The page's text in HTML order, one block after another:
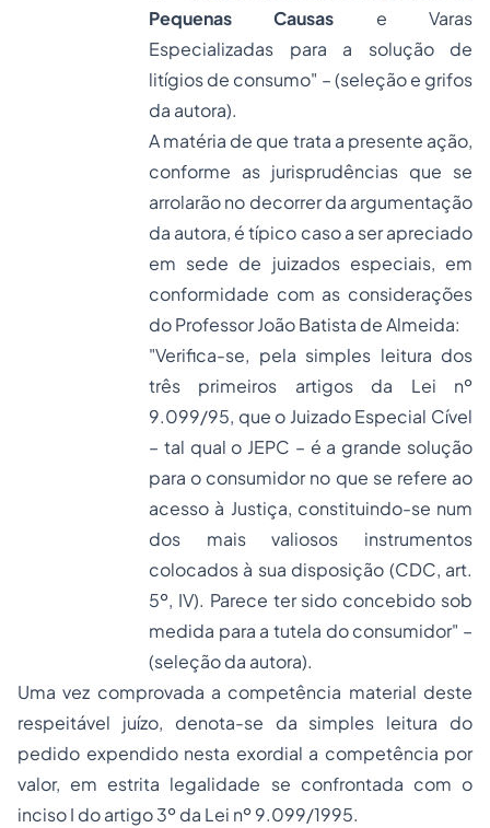
Pequenas Causas e Varas
Especializadas para a solução de
litígios de consumo" – (seleção e grifos
da autora).
A matéria de que trata a presente ação,
conforme as jurisprudências que se
arrolarão no decorrer da argumentação
da autora, é típico caso a ser apreciado
em sede de juizados especiais, em
conformidade com as considerações
do Professor João Batista de Almeida:
"Verifica-se, pela simples leitura dos
três primeiros artigos da Lei nº
9.099/95, que o Juizado Especial Cível
– tal qual o JEPC – é a grande solução
para o consumidor no que se refere ao
acesso à Justiça, constituindo-se num
dos mais valiosos instrumentos
colocados à sua disposição (CDC, art.
5º, IV). Parece ter sido concebido sob
medida para a tutela do consumidor" –
(seleção da autora).
Uma vez comprovada a competência material deste
respeitável juízo, denota-se da simples leitura do
pedido expendido nesta exordial a competência por
valor, em estrita legalidade se confrontada com o
inciso I do artigo 3º da Lei nº 9.099/1995.